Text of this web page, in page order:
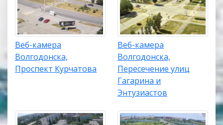
Веб-камера
Волгодонска,
Проспект Курчатова
Веб-камера
Волгодонска,
Пересечение улиц
Гагарина и
Энтузиастов